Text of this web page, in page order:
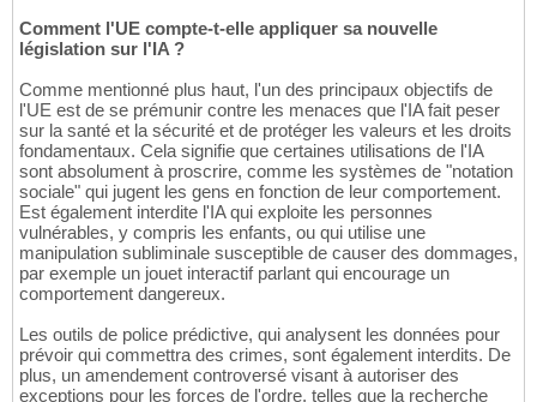
Comment l'UE compte-t-elle appliquer sa nouvelle
législation sur l'IA ?
Comme mentionné plus haut, l'un des principaux objectifs de
l'UE est de se prémunir contre les menaces que l'IA fait peser
sur la santé et la sécurité et de protéger les valeurs et les droits
fondamentaux. Cela signifie que certaines utilisations de l'IA
sont absolument à proscrire, comme les systèmes de "notation
sociale" qui jugent les gens en fonction de leur comportement.
Est également interdite l'IA qui exploite les personnes
vulnérables, y compris les enfants, ou qui utilise une
manipulation subliminale susceptible de causer des dommages,
par exemple un jouet interactif parlant qui encourage un
comportement dangereux.
Les outils de police prédictive, qui analysent les données pour
prévoir qui commettra des crimes, sont également interdits. De
plus, un amendement controversé visant à autoriser des
exceptions pour les forces de l'ordre, telles que la recherche